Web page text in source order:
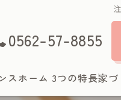
0562-57-8855
スホーム 3つの特長家